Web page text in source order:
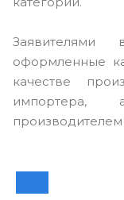
Заявителями
оформленные
качестве
импортера,